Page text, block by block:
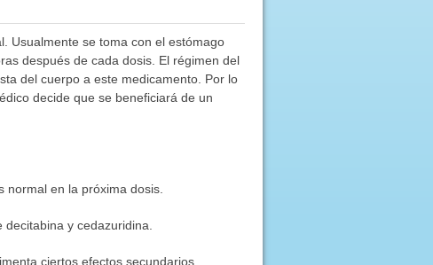
Usualmente se toma con el estómago
después de cada dosis. El régimen del
del cuerpo a este medicamento. Por lo
decide que se beneficiará de un
en la próxima dosis.
y cedazuridina.
ciertos efectos secundarios.